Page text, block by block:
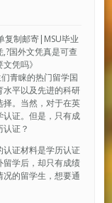
复制邮寄|MSU毕业
国外文凭真是可查
凭吗》
青睐的热门留学国
平以及先进的科研
。当然，对于在英
认证。但是，只有成
证？
证材料是学历认证
留学后，却只有成绩
的留学生，想要通